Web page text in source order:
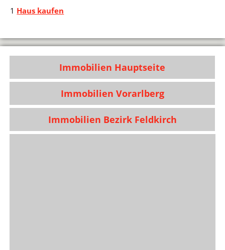
1 Haus kaufen
Immobilien Hauptseite
Immobilien Vorarlberg
Immobilien Bezirk Feldkirch